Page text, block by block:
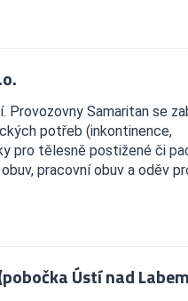
Samaritan se
potřeb (inkontinence,
pro tělesně postižené či
pracovní obuv a oděv
Ústí nad